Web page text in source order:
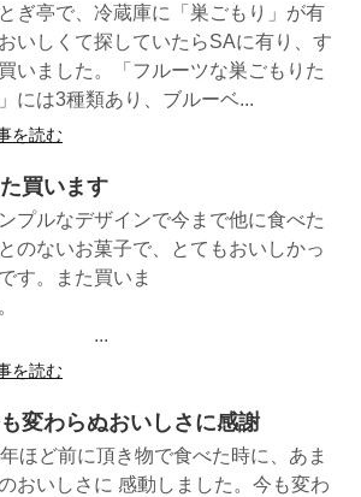
ぎ亭で、冷蔵庫に「巣ごもり」が有
いしくて探していたらSAに有り、す
いました。「フルーツな巣ごもりた
には3種類あり、ブルーベ...
を読む
買います
プルなデザインで今まで他に食べた
のないお菓子で、とてもおいしかっ
す。また買いま
。
を読む
変わらぬおいしさに感謝
ほど前に頂き物で食べた時に、あま
おいしさに 感動しました。今も変わ